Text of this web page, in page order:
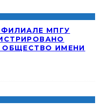
МПГУ
ОБЩЕСТВО ИМЕНИ